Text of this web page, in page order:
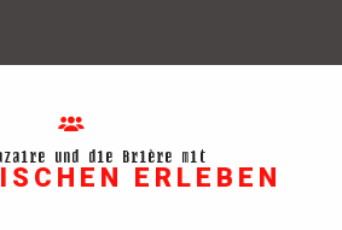
und die Brière mit
ERLEBEN